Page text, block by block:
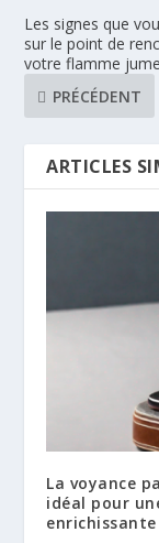
Les signes que
sur le point de
votre flamme
PRÉCÉDENT
ARTICLES
La voyance
idéal pour
enrichissante